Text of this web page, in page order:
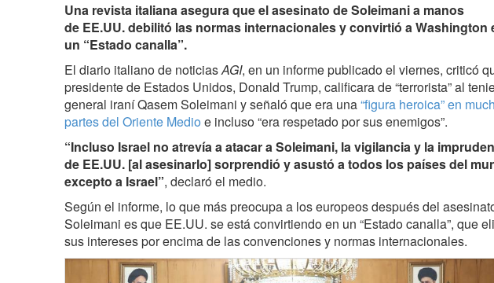
Una revista italiana asegura que el asesinato de Soleimani a manos
de EE.UU. debilitó las normas internacionales y convirtió a Washington
un “Estado canalla”.
El diario italiano de noticiasAGI, en un informe publicado el viernes, criticó
presidente de Estados Unidos, Donald Trump, calificara de “terrorista” al
general iraní Qasem Soleimani y señaló que era una“figura heroica” en
partes del Oriente Medio e incluso “era respetado por sus enemigos”.
“Incluso Israel no atrevía a atacar a Soleimani, la vigilancia y la
de EE.UU. [al asesinarlo] sorprendió y asustó a todos los países del
excepto a Israel”, declaró el medio.
Según el informe, lo que más preocupa a los europeos después del
Soleimani es que EE.UU. se está convirtiendo en un “Estado canalla”, que
sus intereses por encima de las convenciones y normas internacionales.